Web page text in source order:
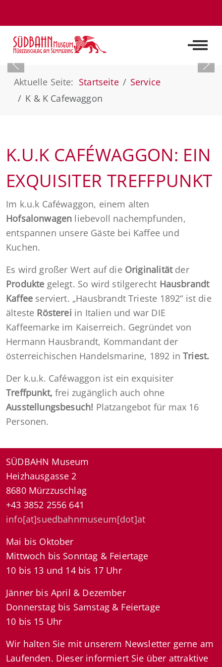
Off-
Aktuelle Seite: Startseite
Service
K & K Cafewaggon
K.U.K CAFÉWAGGON: EIN
EXQUISITER TREFFPUNKT
Im k.u.k Caféwaggon, einem alten
Hofsalonwagen liebevoll nachempfunden,
entspannen unsere Gäste bei Kaffee und
Kuchen.
Es wird großer Wert auf die Originalitätder
Produkte gelegt. So wird stilgerecht Hausbrandt
Kaffee serviert. „Hausbrandt Trieste 1892“ ist die
älteste Rösterei in Italien und war DIE
Kaffeemarke im Kaiserreich. Gegründet von
Hermann Hausbrandt, Kommandant der
österreichischen Handelsmarine, 1892 inTriest.
Der k.u.k. Caféwaggon ist ein exquisiter
Treffpunkt, frei zugänglich auch ohne
Ausstellungsbesuch! Platzangebot für max 16
Personen.
SÜDBAHN Museum
Heizhausgasse 2
8680 Mürzzuschlag
+43 3852 2556 641
info[at]suedbahnmuseum[dot]at
Mai bis Oktober
Mittwoch bis Sonntag & Feiertage
10 bis 13 und 14 bis 17 Uhr
Jänner bis April & Dezember
Donnerstag bis Samstag & Feiertage
10 bis 15 Uhr
Wir halten Sie mit unserem Newsletter gerne am
Laufenden. Dieser informiert Sie über attraktive